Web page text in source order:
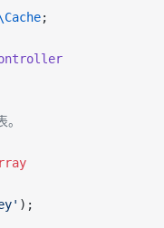
Cache;
);